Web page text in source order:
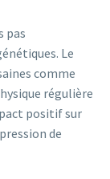
pas
Le
comme
régulière
positif sur
de